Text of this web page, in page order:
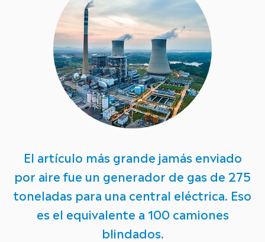
El artículo más grande jamás enviado
por aire fue un generador de gas de 275
toneladas para una central eléctrica. Eso
es el equivalente a 100 camiones
blindados.